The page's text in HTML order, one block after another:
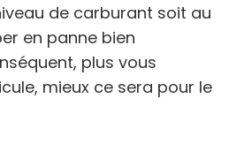
de carburant soit au
en panne bien
plus vous
mieux ce sera pour le